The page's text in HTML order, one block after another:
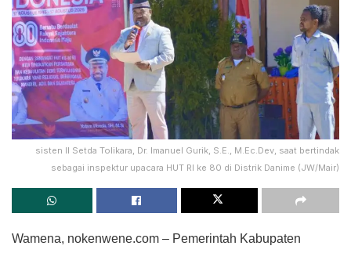
sisten II Setda Tolikara, Dr. Imanuel Gurik, S.E., M.Ec.Dev, saat bertindak
sebagai inspektur upacara HUT RI ke 80 di Distrik Danime (JW/Mair)
Wamena, nokenwene.com – Pemerintah Kabupaten